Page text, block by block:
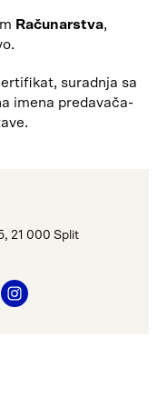
Računarstva,
suradnja sa
imena predavača-
21 000 Split